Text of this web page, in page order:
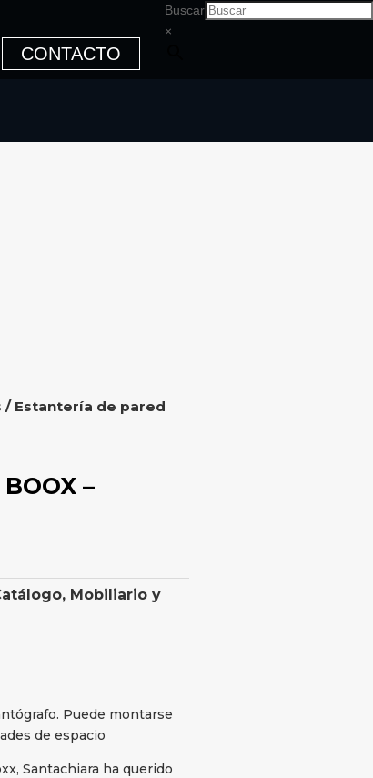
CONTACTO
Buscar
×
/ Estantería de pared
–
, Mobiliario y
Puede montarse
de espacio
Santachiara ha querido